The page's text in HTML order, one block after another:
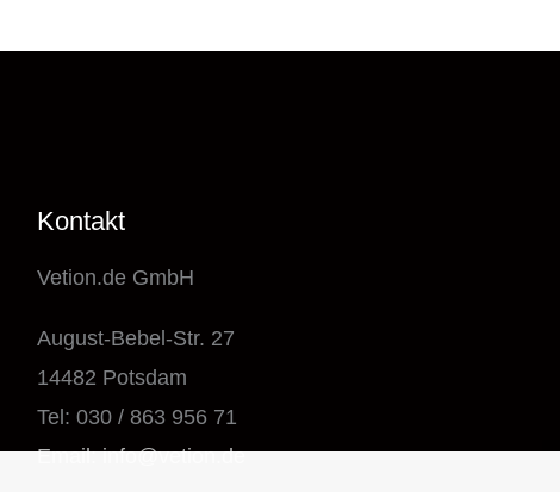
Kontakt
Vetion.de GmbH
August-Bebel-Str. 27
14482 Potsdam
Tel: 030 / 863 956 71
Email: info@vetion.de